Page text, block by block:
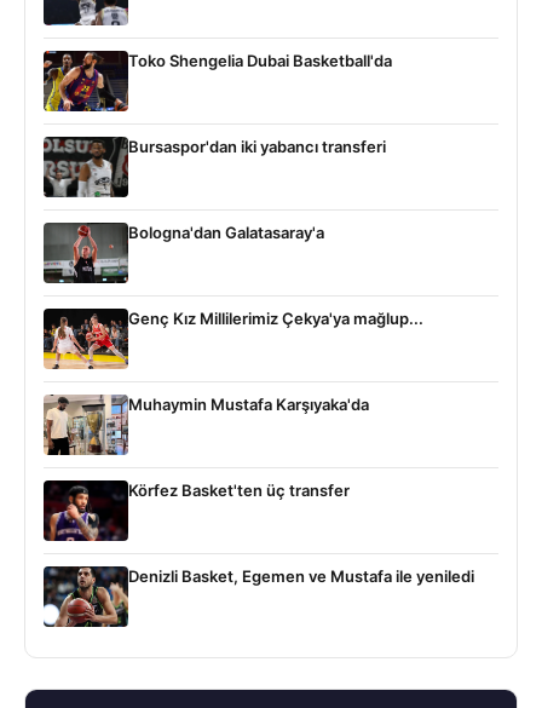
Toko Shengelia Dubai Basketball'da
Bursaspor'dan iki yabancı transferi
Bologna'dan Galatasaray'a
Genç Kız Millilerimiz Çekya'ya mağlup...
Muhaymin Mustafa Karşıyaka'da
Körfez Basket'ten üç transfer
Denizli Basket, Egemen ve Mustafa ile yeniledi